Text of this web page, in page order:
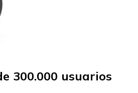
300.000 usuarios